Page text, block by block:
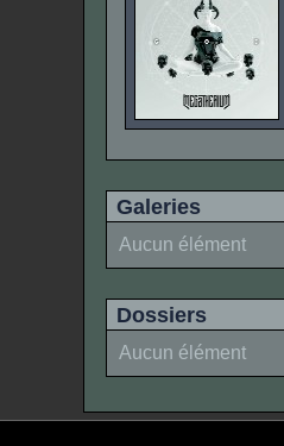
Galeries
Aucun élément
Dossiers
Aucun élément